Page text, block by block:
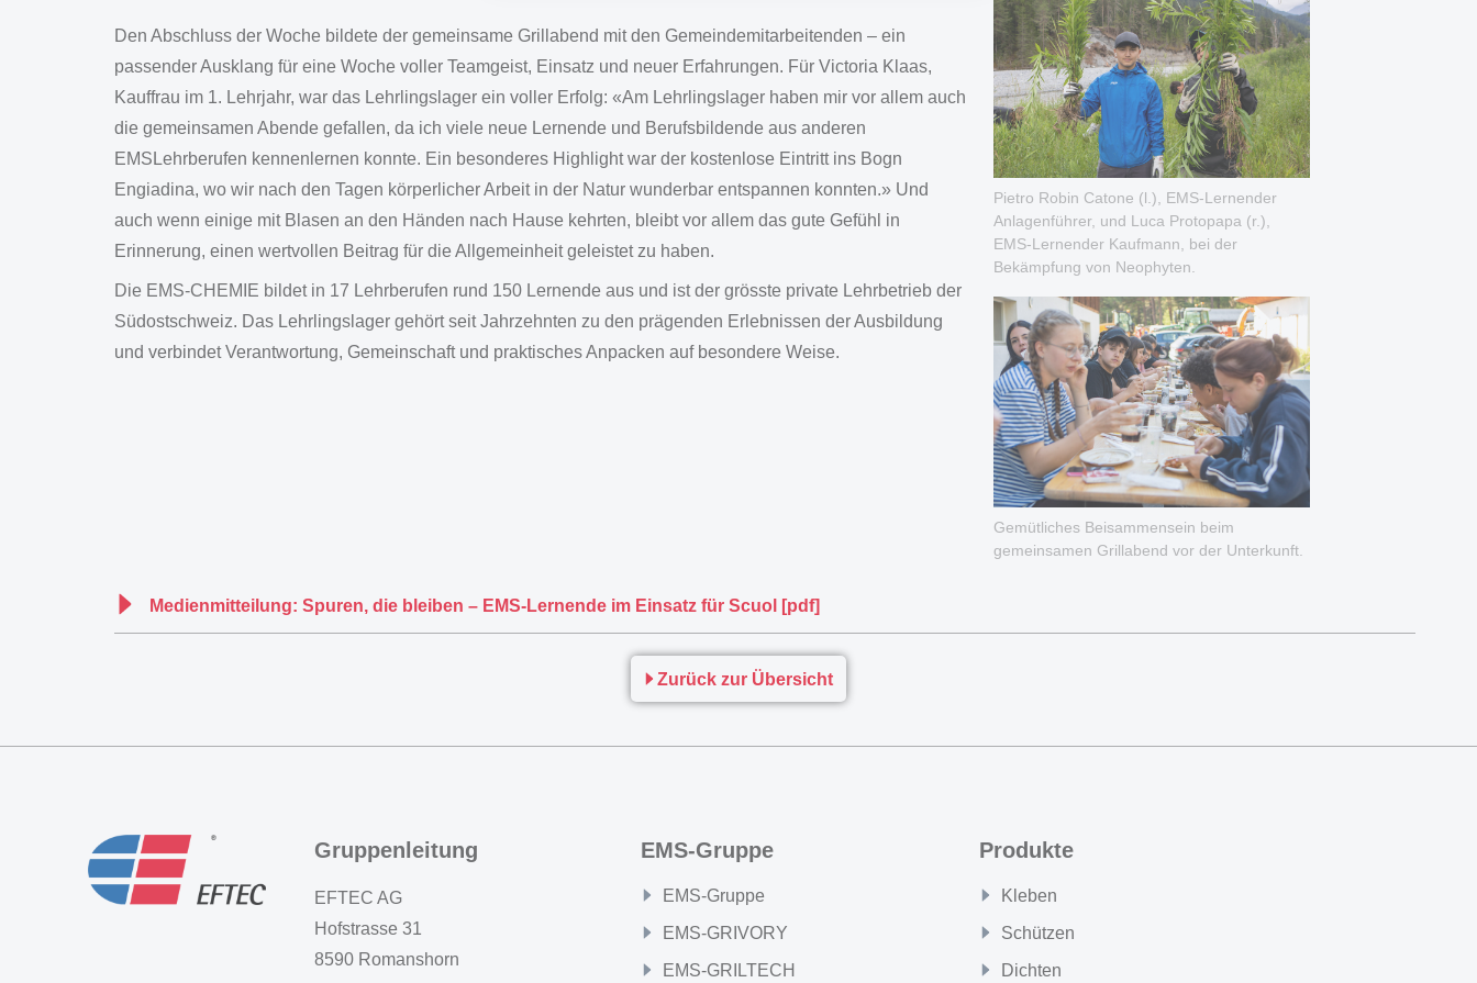
Pietro Robin Catone (l.), EMS-Lernender
Anlagenführer, und Luca Protopapa (r.),
EMS-Lernender Kaufmann, bei der
Bekämpfung von Neophyten.
Gemütliches Beisammensein beim
gemeinsamen Grillabend vor der Unterkunft.
Den Abschluss der Woche bildete der gemeinsame Grillabend mit den Gemeindemitarbeitenden – ein
passender Ausklang für eine Woche voller Teamgeist, Einsatz und neuer Erfahrungen. Für Victoria Klaas,
Kauffrau im 1. Lehrjahr, war das Lehrlingslager ein voller Erfolg: «Am Lehrlingslager haben mir vor allem auch
die gemeinsamen Abende gefallen, da ich viele neue Lernende und Berufsbildende aus anderen
EMSLehrberufen kennenlernen konnte. Ein besonderes Highlight war der kostenlose Eintritt ins Bogn
Engiadina, wo wir nach den Tagen körperlicher Arbeit in der Natur wunderbar entspannen konnten.» Und
auch wenn einige mit Blasen an den Händen nach Hause kehrten, bleibt vor allem das gute Gefühl in
Erinnerung, einen wertvollen Beitrag für die Allgemeinheit geleistet zu haben.
Die EMS-CHEMIE bildet in 17 Lehrberufen rund 150 Lernende aus und ist der grösste private Lehrbetrieb der
Südostschweiz. Das Lehrlingslager gehört seit Jahrzehnten zu den prägenden Erlebnissen der Ausbildung
und verbindet Verantwortung, Gemeinschaft und praktisches Anpacken auf besondere Weise.
Medienmitteilung: Spuren, die bleiben – EMS-Lernende im Einsatz für Scuol [pdf]
Zurück zur Übersicht
Gruppenleitung
EFTEC AG
Hofstrasse 31
8590 Romanshorn
EMS-Gruppe
EMS-Gruppe
EMS-GRIVORY
EMS-GRILTECH
Produkte
Kleben
Schützen
Dichten